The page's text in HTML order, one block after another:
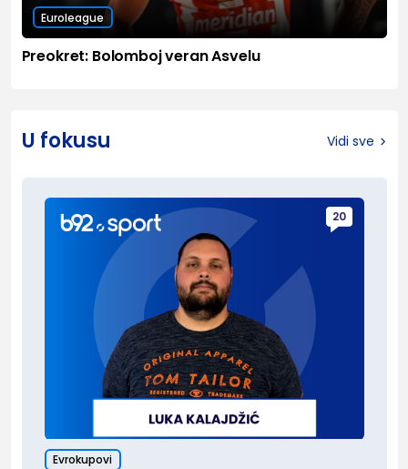
Euroleague
Preokret: Bolomboj veran Asvelu
U fokusu Vidi sve
20
Evrokupovi